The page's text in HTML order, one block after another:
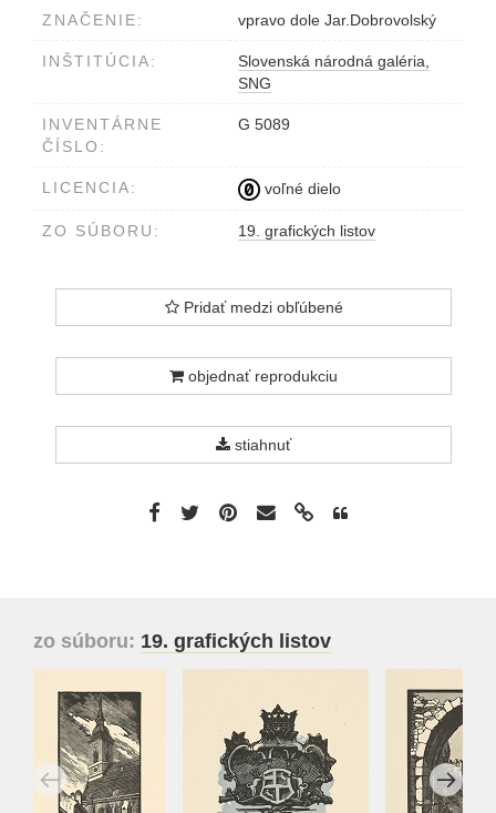
ZNAČENIE: vpravo dole Jar.Dobrovolský
INŠTITÚCIA:
Slovenská národná galéria,
SNG
INVENTÁRNE
ČÍSLO:
G 5089
LICENCIA: voľné dielo
ZO SÚBORU: 19. grafických listov
Pridať medzi obľúbené
objednať reprodukciu
stiahnuť
zo súboru: 19. grafických listov